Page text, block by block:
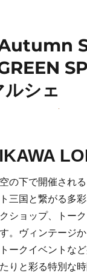
GREEN
シェ
の下で開催され
三国と繋がる多
ショップ、トー
。ヴィンテージ
ークイベントな
りと彩る特別な